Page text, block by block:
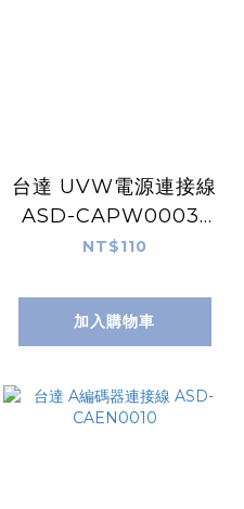
台達 UVW電源連接線
ASD-CAPW0003-
BC
NT$110
加入購物車